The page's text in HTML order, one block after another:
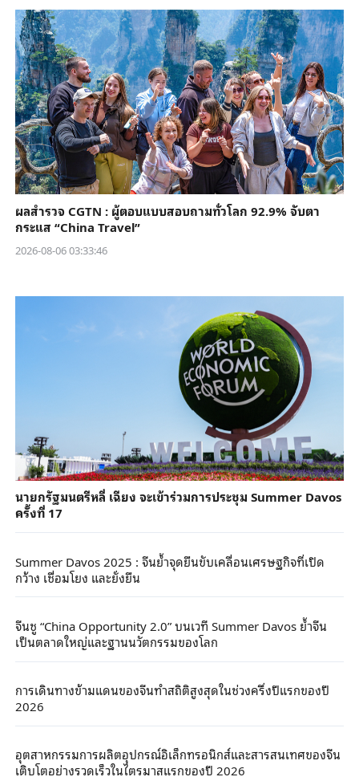
ผลสำรวจ CGTN : ผู้ตอบแบบสอบถามทั่วโลก 92.9% จับตา
กระแส “China Travel”
2026-08-06 03:33:46
นายกรัฐมนตรีหลี่ เฉียง จะเข้าร่วมการประชุม Summer Davos
ครั้งที่ 17
Summer Davos 2025 : จีนย้ำจุดยืนขับเคลื่อนเศรษฐกิจที่เปิด
กว้าง เชื่อมโยง และยั่งยืน
จีนชู “China Opportunity 2.0” บนเวที Summer Davos ย้ำจีน
เป็นตลาดใหญ่และฐานนวัตกรรมของโลก
การเดินทางข้ามแดนของจีนทำสถิติสูงสุดในช่วงครึ่งปีแรกของปี
2026
อุตสาหกรรมการผลิตอุปกรณ์อิเล็กทรอนิกส์และสารสนเทศของจีน
เติบโตอย่างรวดเร็วในไตรมาสแรกของปี 2026